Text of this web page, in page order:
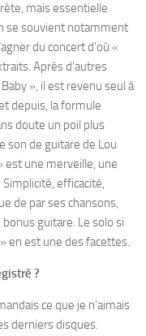
mais essentielle
se souvient notamment
du concert d’où «
Après d’autres
», il est revenu seul à
depuis, la formule
doute un poil plus
son de guitare de Lou
est une merveille, une
efficacité,
de par ses chansons,
guitare. Le solo si
en est une des facettes.
?
ce que je n’aimais
derniers disques.